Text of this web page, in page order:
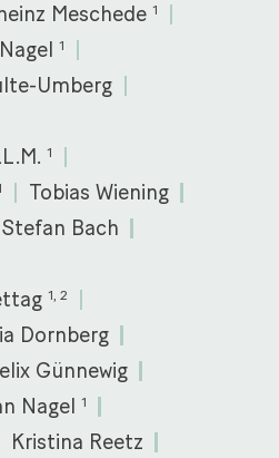
Meschede 1
1
Umberg
1
Tobias Wiening
Stefan Bach
1, 2
Dornberg
Günnewig
Nagel 1
Kristina Reetz